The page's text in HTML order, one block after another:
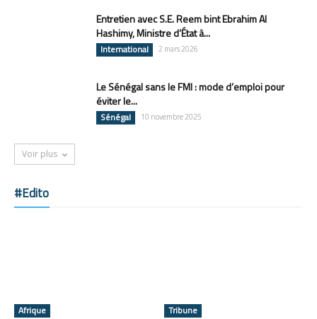
Entretien avec S.E. Reem bint Ebrahim Al
Hashimy, Ministre d’État à...
International 2 mars 2026
Le Sénégal sans le FMI : mode d’emploi pour
éviter le...
Sénégal 10 novembre 2025
Voir plus
#Edito
Afrique Tribune